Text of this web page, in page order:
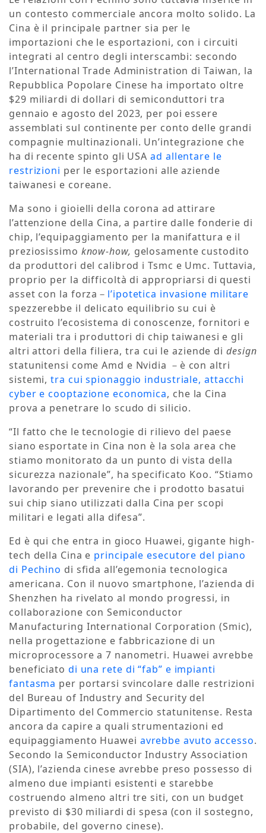
un contesto commerciale ancora molto solido. La
Cina è il principale partner sia per le
importazioni che le esportazioni, con i circuiti
integrati al centro degli interscambi: secondo
l’International Trade Administration di Taiwan, la
Repubblica Popolare Cinese ha importato oltre
$29 miliardi di dollari di semiconduttori tra
gennaio e agosto del 2023, per poi essere
assemblati sul continente per conto delle grandi
compagnie multinazionali. Un’integrazione che
ha di recente spinto gli USAad allentare le
restrizioni per le esportazioni alle aziende
taiwanesi e coreane.
Ma sono i gioielli della corona ad attirare
l’attenzione della Cina, a partire dalle fonderie di
chip, l’equipaggiamento per la manifattura e il
preziosissimo know-how, gelosamente custodito
da produttori del calibrod i Tsmc e Umc. Tuttavia,
proprio per la difficoltà di appropriarsi di questi
asset con la forza－ l’ipotetica invasione militare
spezzerebbe il delicato equilibrio su cui è
costruito l’ecosistema di conoscenze, fornitori e
materiali tra i produttori di chip taiwanesi e gli
altri attori della filiera, tra cui le aziende di design
statunitensi come Amd e Nvidia －è con altri
sistemi,tra cui spionaggio industriale, attacchi
cyber e cooptazione economica, che la Cina
prova a penetrare lo scudo di silicio.
“Il fatto che le tecnologie di rilievo del paese
siano esportate in Cina non è la sola area che
stiamo monitorato da un punto di vista della
sicurezza nazionale”, ha specificato Koo. “Stiamo
lavorando per prevenire che i prodotto basatui
sui chip siano utilizzati dalla Cina per scopi
militari e legati alla difesa”.
Ed è qui che entra in gioco Huawei, gigante high-
tech della Cina e principale esecutore del piano
di Pechino di sfida all’egemonia tecnologica
americana. Con il nuovo smartphone, l’azienda di
Shenzhen ha rivelato al mondo progressi, in
collaborazione con Semiconductor
Manufacturing International Corporation (Smic),
nella progettazione e fabbricazione di un
microprocessore a 7 nanometri. Huawei avrebbe
beneficiato di una rete di “fab” e impianti
fantasma per portarsi svincolare dalle restrizioni
del Bureau of Industry and Security del
Dipartimento del Commercio statunitense. Resta
ancora da capire a quali strumentazioni ed
equipaggiamento Huawei avrebbe avuto accesso.
Secondo la Semiconductor Industry Association
(SIA), l’azienda cinese avrebbe preso possesso di
almeno due impianti esistenti e starebbe
costruendo almeno altri tre siti, con un budget
previsto di $30 miliardi di spesa (con il sostegno,
probabile, del governo cinese).